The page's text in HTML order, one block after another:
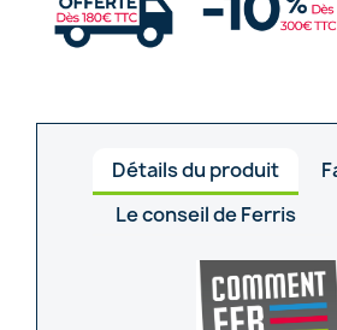
Détails du produit
Le conseil de Ferris